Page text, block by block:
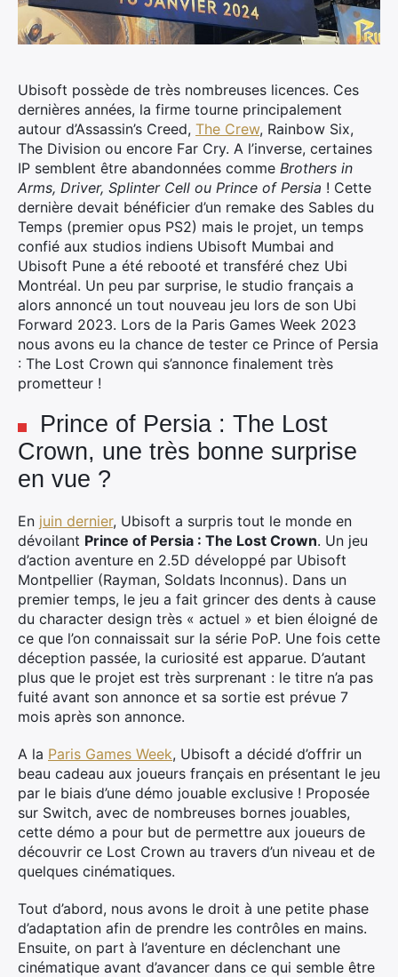
Ubisoft possède de très nombreuses licences. Ces
dernières années, la firme tourne principalement
autour d’Assassin’s Creed, The Crew, Rainbow Six,
The Division ou encore Far Cry. A l’inverse, certaines
IP semblent être abandonnées comme Brothers in
Arms, Driver, Splinter Cell ou Prince of Persia ! Cette
dernière devait bénéficier d’un remake des Sables du
Temps (premier opus PS2) mais le projet, un temps
confié aux studios indiens Ubisoft Mumbai and
Ubisoft Pune a été rebooté et transféré chez Ubi
Montréal. Un peu par surprise, le studio français a
alors annoncé un tout nouveau jeu lors de son Ubi
Forward 2023. Lors de la Paris Games Week 2023
nous avons eu la chance de tester ce Prince of Persia
: The Lost Crown qui s’annonce finalement très
prometteur !
Prince of Persia : The Lost
Crown, une très bonne surprise
en vue ?
En juin dernier, Ubisoft a surpris tout le monde en
dévoilant Prince of Persia : The Lost Crown. Un jeu
d’action aventure en 2.5D développé par Ubisoft
Montpellier (Rayman, Soldats Inconnus). Dans un
premier temps, le jeu a fait grincer des dents à cause
du character design très « actuel » et bien éloigné de
ce que l’on connaissait sur la série PoP. Une fois cette
déception passée, la curiosité est apparue. D’autant
plus que le projet est très surprenant : le titre n’a pas
fuité avant son annonce et sa sortie est prévue 7
mois après son annonce.
A la Paris Games Week, Ubisoft a décidé d’offrir un
beau cadeau aux joueurs français en présentant le jeu
par le biais d’une démo jouable exclusive ! Proposée
sur Switch, avec de nombreuses bornes jouables,
cette démo a pour but de permettre aux joueurs de
découvrir ce Lost Crown au travers d’un niveau et de
quelques cinématiques.
Tout d’abord, nous avons le droit à une petite phase
d’adaptation afin de prendre les contrôles en mains.
Ensuite, on part à l’aventure en déclenchant une
cinématique avant d’avancer dans ce qui semble être